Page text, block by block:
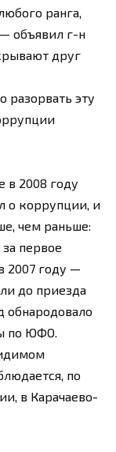
ранга,
объявил г-н
друг
разорвать эту
в 2008 году
о коррупции, и
чем раньше:
за первое
2007 году —
до приезда
обнародовало
по ЮФО.
по
в Карачаево-